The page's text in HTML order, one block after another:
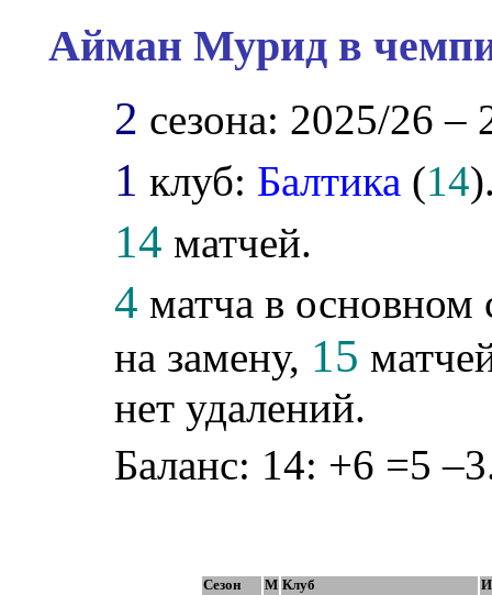
Айман Мурид в
2 сезона: 2025/26 –
1 клуб: Балтика (14
14 матчей.
4 матча в основном
на замену, 15
нет удалений.
Баланс: 14: +6 =5
Сезон М Клуб